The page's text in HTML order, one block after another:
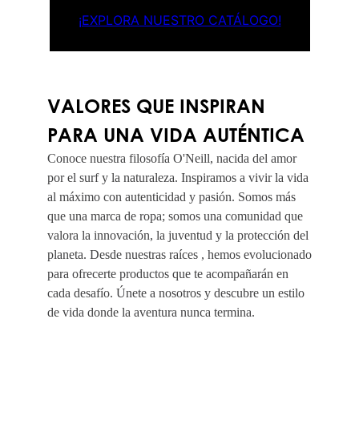
¡EXPLORA NUESTRO CATÁLOGO!
VALORES QUE INSPIRAN
PARA UNA VIDA AUTÉNTICA
Conoce nuestra filosofía O'Neill, nacida del amor
por el surf y la naturaleza. Inspiramos a vivir la vida
al máximo con autenticidad y pasión. Somos más
que una marca de ropa; somos una comunidad que
valora la innovación, la juventud y la protección del
planeta. Desde nuestras raíces , hemos evolucionado
para ofrecerte productos que te acompañarán en
cada desafío. Únete a nosotros y descubre un estilo
de vida donde la aventura nunca termina.